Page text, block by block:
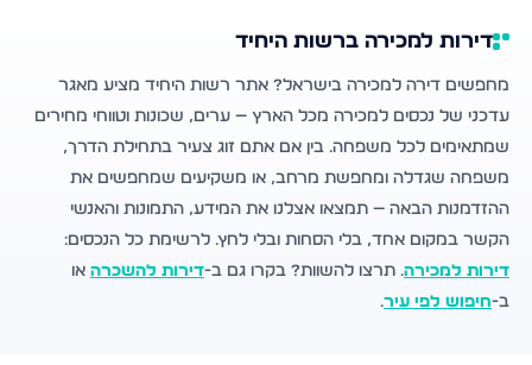
דירות למכירה ברשות היחיד
מחפשים דירה למכירה בישראל? אתר רשות היחיד מציע מאגר
עדכני של נכסים למכירה מכל הארץ — ערים, שכונות וטווחי מחירים
שמתאימים לכל משפחה. בין אם אתם זוג צעיר בתחילת הדרך,
משפחה שגדלה ומחפשת מרחב, או משקיעים שמחפשים את
ההזדמנות הבאה — תמצאו אצלנו את המידע, התמונות והאנשי
הקשר במקום אחד, בלי הסחות ובלי לחץ. לרשימת כל הנכסים:
דירות למכירה. תרצו להשוות? בקרו גם ב-דירות להשכרה או
ב-חיפוש לפי עיר.